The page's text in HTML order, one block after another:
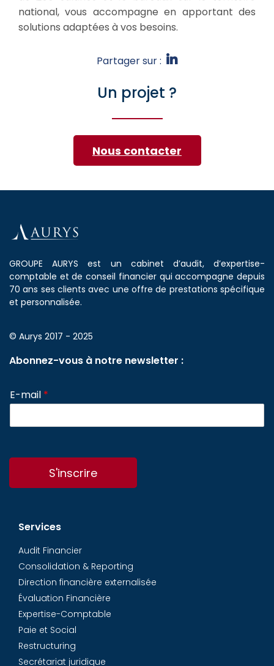
national, vous accompagne en apportant des
solutions adaptées à vos besoins.
Partager sur :
Un projet ?
Nous contacter
GROUPE AURYS est un cabinet d’audit, d’expertise-
comptable et de conseil financier qui accompagne depuis
70 ans ses clients avec une offre de prestations spécifique
et personnalisée.
© Aurys 2017 - 2025
Abonnez-vous à notre newsletter :
E-mail *
S'inscrire
Services
Audit Financier
Consolidation & Reporting
Direction financière externalisée
Évaluation Financière
Expertise-Comptable
Paie et Social
Restructuring
Secrétariat juridique